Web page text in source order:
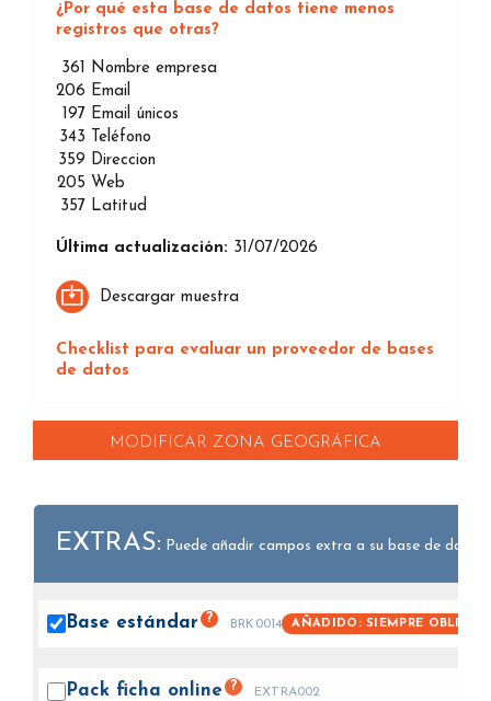
¿Por qué esta base de datos tiene menos
registros que otras?
361
Nombre empresa
206 Email
197 Email únicos
343
Teléfono
359 Direccion
205 Web
357 Latitud
Última actualización: 31/07/2026
Descargar muestra
Checklist para evaluar un proveedor de bases
de datos
MODIFICAR ZONA GEOGRÁFICA
EXTRAS: Puede añadir campos extra a su base de datos.
Base estándar ? BRK0014 AÑADIDO: SIEMPRE
Pack ficha online ? EXTRA002